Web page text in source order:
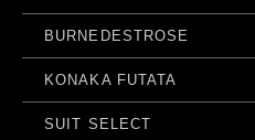
BURNEDESTROSE
KONAKA FUTATA
SUIT SELECT